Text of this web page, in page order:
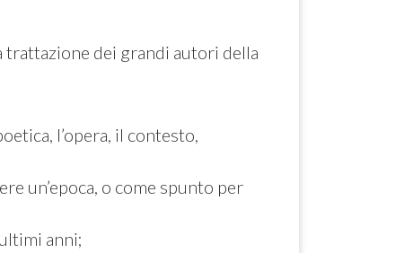
dei grandi autori della
l’opera, il contesto,
un’epoca, o come spunto per
anni;